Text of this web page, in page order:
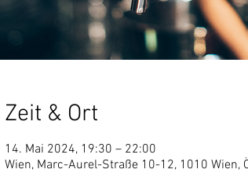
Zeit & Ort
14. Mai 2024, 19:30 – 22:00
Wien, Marc-Aurel-Straße 10-12, 1010 Wien,